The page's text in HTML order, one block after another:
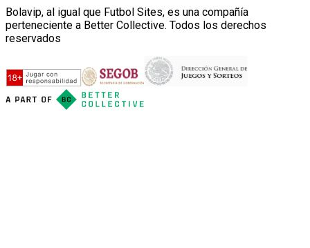
Bolavip, al igual que Futbol Sites, es una compañía
perteneciente a Better Collective. Todos los derechos
reservados